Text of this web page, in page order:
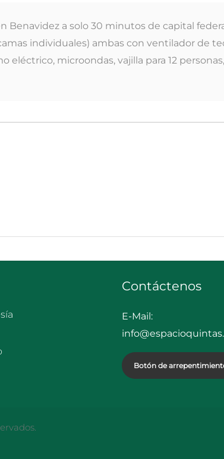
Benavidez a solo 30 minutos de capital
individuales) ambas con ventilador de
eléctrico, microondas, vajilla para 12
Contáctenos
E-Mail:
Botón de